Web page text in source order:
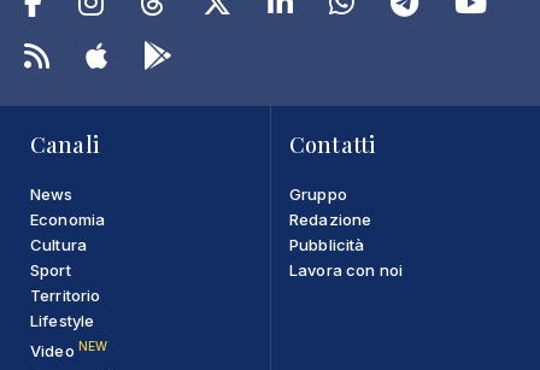
Canali
News
Economia
Cultura
Sport
Territorio
Lifestyle
Video NEW
Contatti
Gruppo
Redazione
Pubblicità
Lavora con noi